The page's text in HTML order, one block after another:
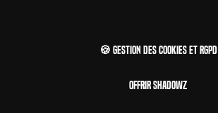
🍪 Gestion des cookies et RGPD
Offrir Shadowz